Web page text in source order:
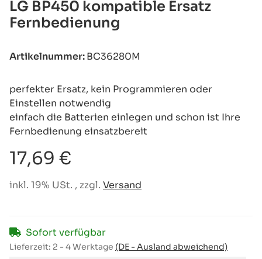
LG BP450 kompatible Ersatz
Fernbedienung
Artikelnummer:BC36280M
perfekter Ersatz, kein Programmieren oder
Einstellen notwendig
einfach die Batterien einlegen und schon ist Ihre
Fernbedienung einsatzbereit
17,69 €
inkl. 19% USt. , zzgl. Versand
Sofort verfügbar
Lieferzeit: 2 - 4 Werktage (DE - Ausland abweichend)